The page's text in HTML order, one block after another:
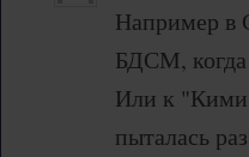
Например в
БДСМ,
Или к "Кими
пыталась